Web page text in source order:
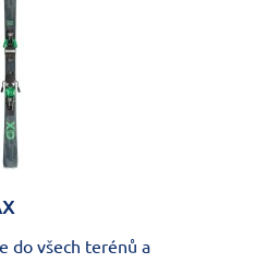
do všech terénů a